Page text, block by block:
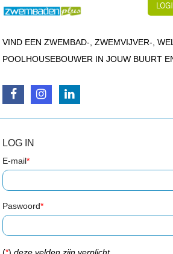
VIND EEN ZWEMBAD-, ZWEMVIJVER-,
POOLHOUSEBOUWER IN JOUW BUURT
LOG IN
E-mail*
Paswoord*
(*)deze velden zijn verplicht